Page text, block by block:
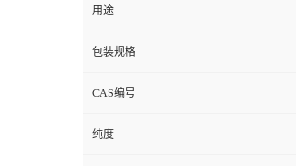
用途
包装规格
CAS编号
纯度